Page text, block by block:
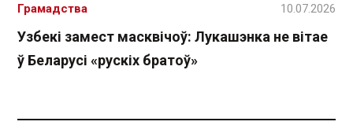
Узбекі замест масквічоў: Лукашэнка не вітае
ў Беларусі «рускіх братоў»
Грамадства 10.07.2026